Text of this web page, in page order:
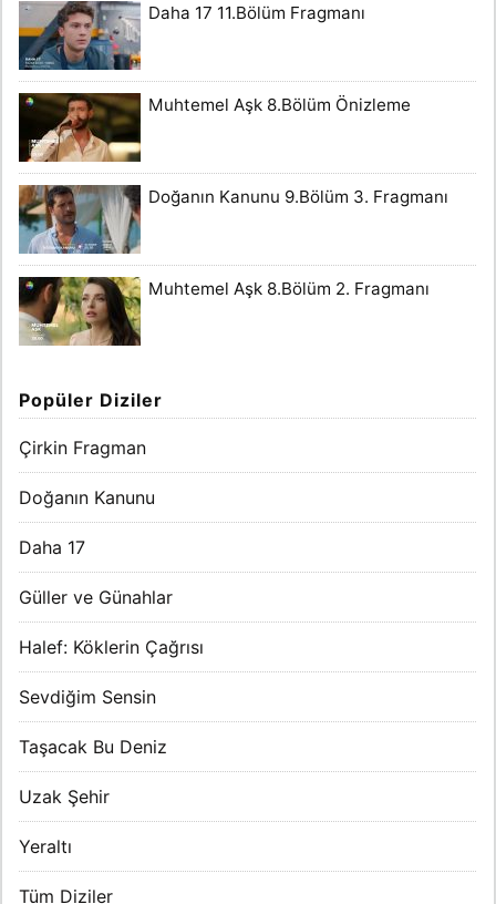
Daha 17 11.Bölüm Fragmanı
Muhtemel Aşk 8.Bölüm Önizleme
Doğanın Kanunu 9.Bölüm 3. Fragmanı
Muhtemel Aşk 8.Bölüm 2. Fragmanı
Popüler Diziler
Çirkin Fragman
Doğanın Kanunu
Daha 17
Güller ve Günahlar
Halef: Köklerin Çağrısı
Sevdiğim Sensin
Taşacak Bu Deniz
Uzak Şehir
Yeraltı
Tüm Diziler